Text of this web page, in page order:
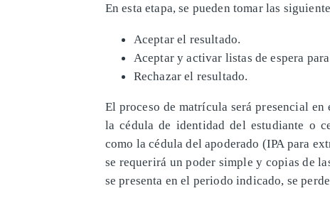
En esta etapa, se pueden tomar las
Aceptar el resultado.
Aceptar y activar listas de espera
Rechazar el resultado.
El proceso de matrícula será presencial
la cédula de identidad del estudiante o
como la cédula del apoderado (IPA para
se requerirá un poder simple y copias de
se presenta en el periodo indicado, se